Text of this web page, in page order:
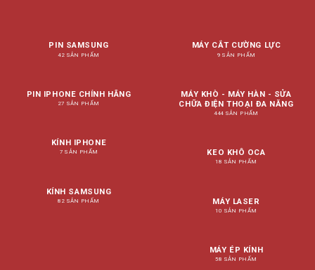
PIN SAMSUNG
42 SẢN PHẨM
PIN IPHONE CHÍNH HÃNG
27 SẢN PHẨM
KÍNH IPHONE
7 SẢN PHẨM
KÍNH SAMSUNG
82 SẢN PHẨM
MÁY CẮT CƯỜNG LỰC
9 SẢN PHẨM
MÁY KHÒ - MÁY HÀN - SỬA
CHỮA ĐIỆN THOẠI ĐA NĂNG
444 SẢN PHẨM
KEO KHÔ OCA
18 SẢN PHẨM
MÁY LASER
10 SẢN PHẨM
MÁY ÉP KÍNH
58 SẢN PHẨM